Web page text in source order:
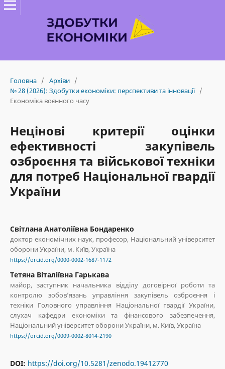
Головна / Архіви /
№ 28 (2026): Здобутки економіки: перспективи та інновації /
Економіка воєнного часу
Нецінові критерії оцінки
ефективності закупівель
озброєння та військової техніки
для потреб Національної гвардії
України
Світлана Анатоліївна Бондаренко
доктор економічних наук, професор, Національний університет
оборони України, м. Київ, Україна
https://orcid.org/0000-0002-1687-1172
Тетяна Віталіївна Гарькава
майор, заступник начальника відділу договірної роботи та
контролю зобовʼязань управління закупівель озброєння і
техніки Головного управління Національної гвардії України,
слухач кафедри економіки та фінансового забезпечення,
Національний університет оборони України, м. Київ, Україна
https://orcid.org/0009-0002-8014-2190
DOI: https://doi.org/10.5281/zenodo.19412770